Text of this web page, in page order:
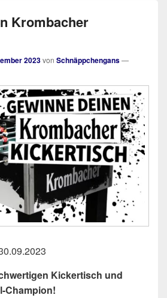
Krombacher
2023von Schnäppchengans—
Kickertisch und
Champion!